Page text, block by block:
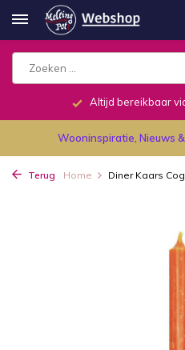
Telefonisch
Wooninspiratie, Nieuws
Terug Home Diner Kaars